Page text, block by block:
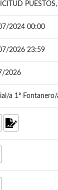
2024 00:00
2026 23:59
2026
a 1ª Fontanero/